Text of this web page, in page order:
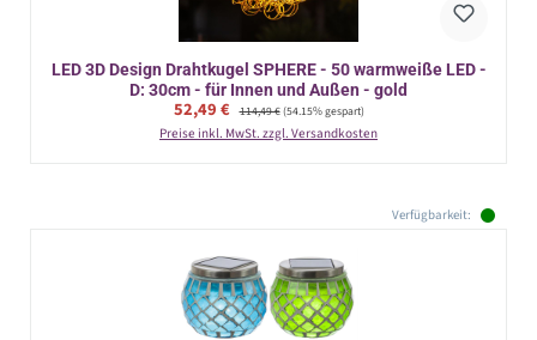
LED 3D Design Drahtkugel SPHERE - 50 warmweiße LED -
D: 30cm - für Innen und Außen - gold
Verkaufspreis:
52,49 € Regulärer Preis:
114,49 €(54.15% gespart)
Preise inkl. MwSt. zzgl. Versandkosten
Verfügbarkeit: